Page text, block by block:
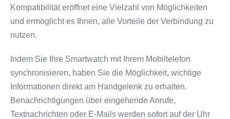
Kompatibilität eröffnet eine Vielzahl von Möglichkeiten
und ermöglicht es Ihnen, alle Vorteile der Verbindung zu
nutzen.
Indem Sie Ihre Smartwatch mit Ihrem Mobiltelefon
synchronisieren, haben Sie die Möglichkeit, wichtige
Informationen direkt am Handgelenk zu erhalten.
Benachrichtigungen über eingehende Anrufe,
Textnachrichten oder E-Mails werden sofort auf der Uhr